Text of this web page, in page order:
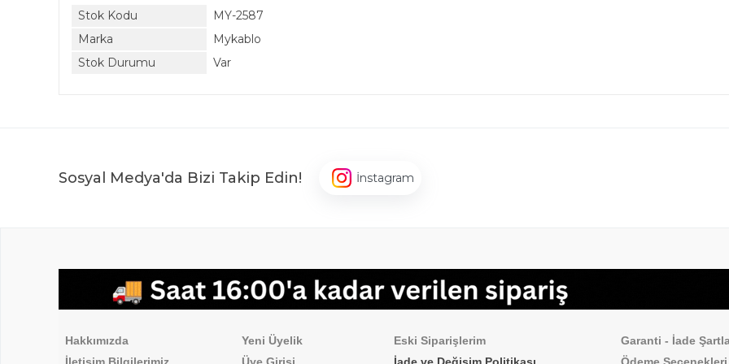
Stok Kodu
MY-2587
Marka
Mykablo
Stok Durumu
Var
Sosyal Medya'da Bizi Takip Edin! İnstagram
Hakkımızda Sipariş İşlemleri
Hakkımızda Yeni Üyelik Eski Siparişlerim
Garanti - İade